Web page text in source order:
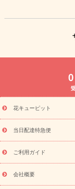
よく贈られる花
8月の誕生花(トル
お供え
ーブドフラワー
季
特集
お盆 花（新盆
盆・初盆）
お盆 花
フト
お盆・お供え
レゼント特集
夏の
敬老の日におくる
花ギフト・プレゼン
老の日 花鉢植えのギ
フト・プレゼント特集
花キューピット
当日配達特急便
ご利用ガイド
会社概要